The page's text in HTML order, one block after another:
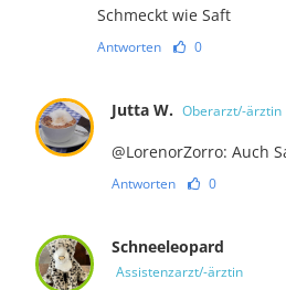
Schmeckt wie Saft
Antworten 0
Jutta W. Oberarzt/-ärztin
@LorenorZorro: Auch
Antworten 0
Schneeleopard
Assistenzarzt/-ärztin